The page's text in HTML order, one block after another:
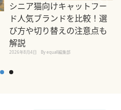
シニア猫向けキャットフー
ド人気ブランドを比較！選
び方や切り替えの注意点も
解説
2026年8月4日 By equall編集部